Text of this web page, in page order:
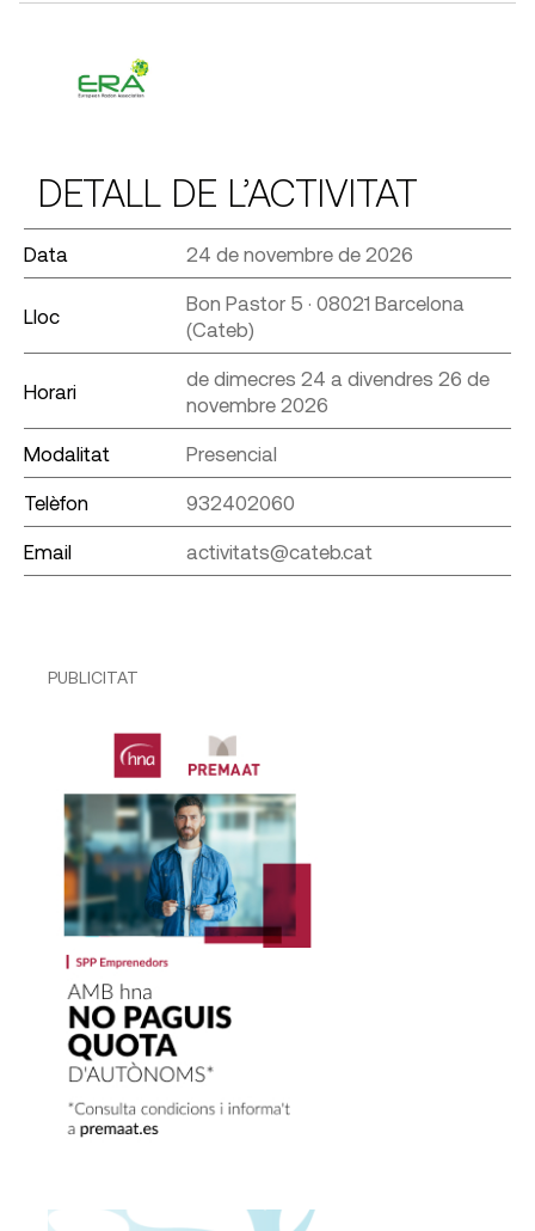
DETALL DE L’ACTIVITAT
Data 24 de novembre de 2026
Lloc
Bon Pastor 5 · 08021 Barcelona
(Cateb)
Horari
de dimecres 24 a divendres 26 de
novembre 2026
Modalitat Presencial
Telèfon 932402060
Email activitats@cateb.cat
PUBLICITAT